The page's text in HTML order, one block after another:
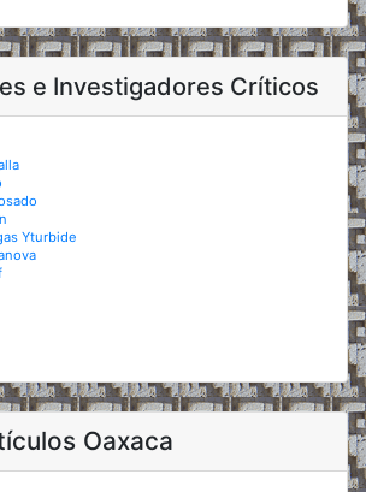
e Investigadores Críticos
Yturbide
Oaxaca